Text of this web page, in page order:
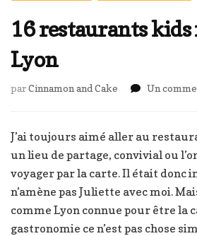
16 restaurants
Lyon
parCinnamon and Cake Un
J’ai toujours aimé aller au
un lieu de partage, convivial ou
voyager par la carte. Il était donc
n’amène pas Juliette avec moi.
comme Lyon connue pour être la
gastronomie ce n’est pas chose